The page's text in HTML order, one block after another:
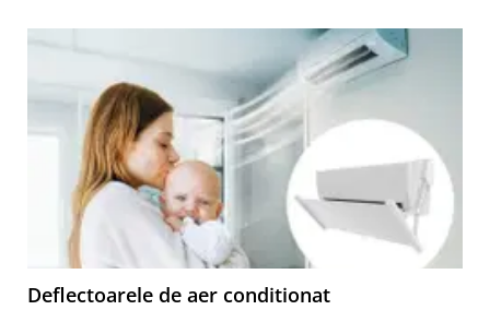
Deflectoarele de aer conditionat